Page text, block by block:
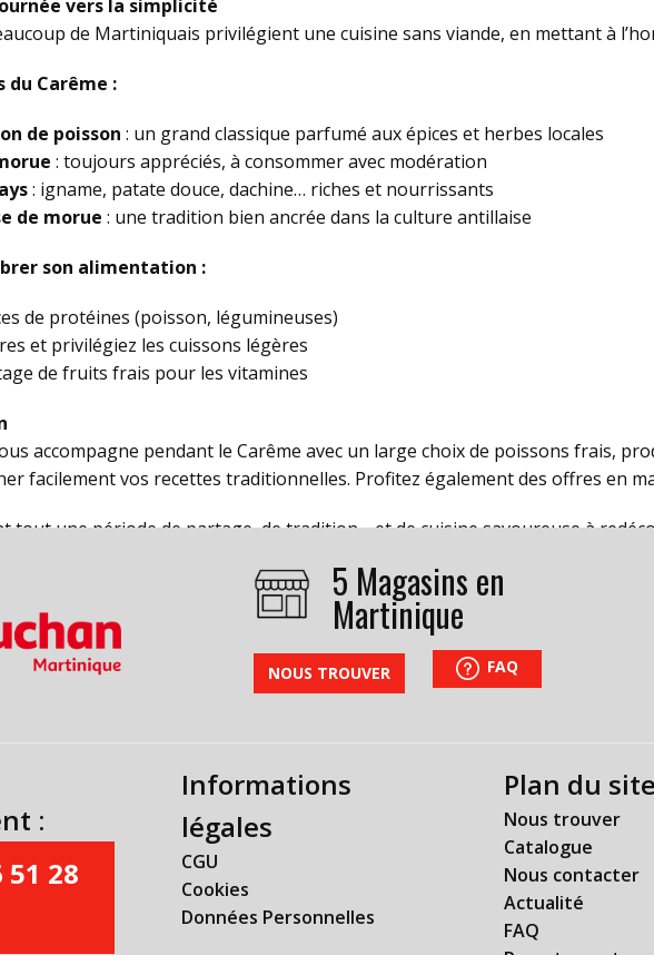
vers la simplicité
de Martiniquais privilégient une cuisine sans viande, en mettant à
du Carême :
de poisson : un grand classique parfumé aux épices et herbes locales
: toujours appréciés, à consommer avec modération
: igname, patate douce, dachine… riches et nourrissants
de morue : une tradition bien ancrée dans la culture antillaise
son alimentation :
de protéines (poisson, légumineuses)
et privilégiez les cuissons légères
de fruits frais pour les vitamines
accompagne pendant le Carême avec un large choix de poissons frais,
facilement vos recettes traditionnelles. Profitez également des offres en
tout une période de partage, de tradition… et de cuisine savoureuse à
5 Magasins en
Martinique
NOUS TROUVER FAQ
:
51 28
Informations
légales
CGU
Cookies
Données Personnelles
Plan du site
Nous trouver
Catalogue
Nous contacter
Actualité
FAQ